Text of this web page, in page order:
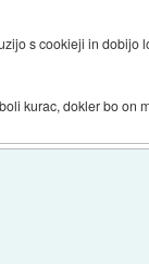
s cookieji in
kurac, dokler bo on